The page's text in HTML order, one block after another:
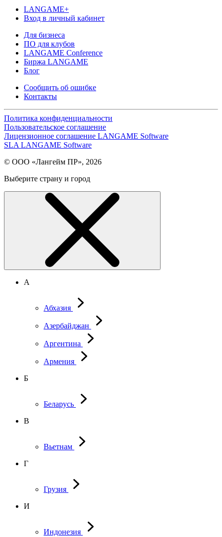
LANGAME+
Вход в личный кабинет
Для бизнеса
ПО для клубов
LANGAME Conference
Биржа LANGAME
Блог
Сообщить об ошибке
Контакты
Политика конфиденциальности
Пользовательское соглашение
Лицензионное соглашение LANGAME Software
SLA LANGAME Software
© ООО «Лангейм ПР», 2026
Выберите страну и город
А
Абхазия
Азербайджан
Аргентина
Армения
Б
Беларусь
В
Вьетнам
Г
Грузия
И
Индонезия